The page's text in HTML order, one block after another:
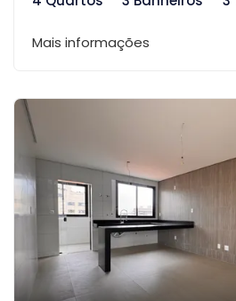
Mais informações